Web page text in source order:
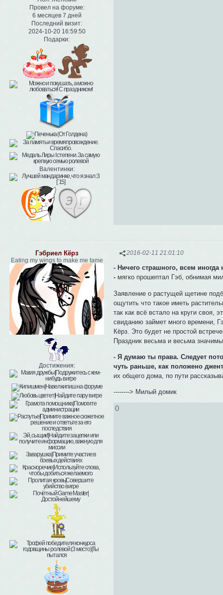
Провел на форуме:
6 месяцев 7 дней
Последний визит:
2024-10-20 16:59:50
Подарки:
Валентинки:
2016-02-11 21:01:10
Гэбриел Кёрз
Eating my wings to make me tame
Достижения:
- Ничего страшного, всем
- мягко прошептал Гэб, обнимая
Заявление о растущей щетине
ощутить что такое иметь
так как всё встало на круги своя,
свиданию займет много времени,
Кёрз. Это будет не простой
Праздник весьма и весьма
- Я думаю ты права. Следует
чуть раньше, как положено
их общего дома, по пути
--------> Милый домик
0